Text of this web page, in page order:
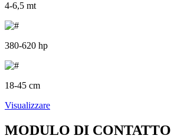
4-6,5 mt
380-620 hp
18-45 cm
Visualizzare
MODULO DI CONTATTO